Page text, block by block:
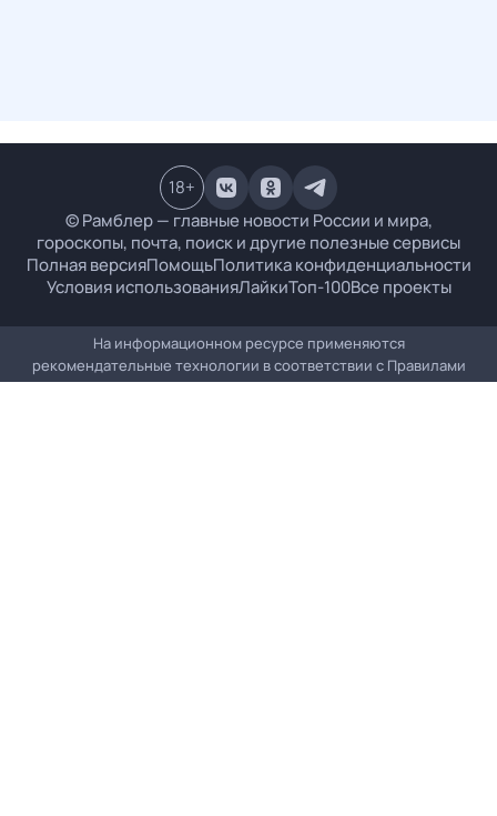
© Рамблер — главные новости России и мира,
гороскопы, почта, поиск и другие полезные сервисы
Полная версияПомощьПолитика конфиденциальности
Условия использованияЛайкиТоп-100Все проекты
18+
На информационном ресурсе применяются
рекомендательные технологии в соответствии с Правилами